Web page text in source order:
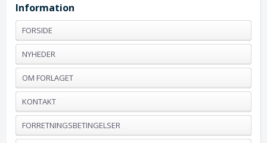
Information
FORSIDE
NYHEDER
OM FORLAGET
KONTAKT
FORRETNINGSBETINGELSER